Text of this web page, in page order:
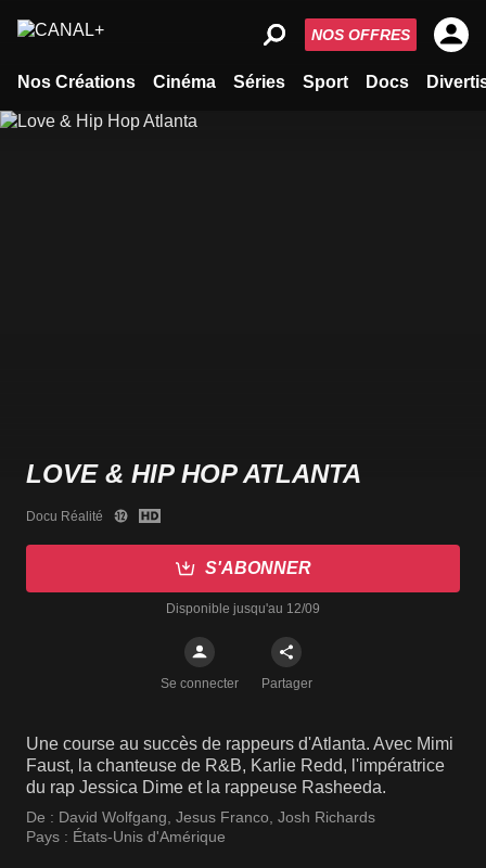
Nos Créations Cinéma Séries Sport Docs
NOS OFFRES
LOVE & HIP HOP ATLANTA
Docu Réalité
S'ABONNER
Disponible jusqu'au 12/09
Se connecter Partager
Une course au succès de rappeurs d'Atlanta. Avec Mimi
Faust, la chanteuse de R&B, Karlie Redd, l'impératrice
du rap Jessica Dime et la rappeuse Rasheeda.
De : David Wolfgang Jesus Franco Josh Richards
Pays : États-Unis d'Amérique